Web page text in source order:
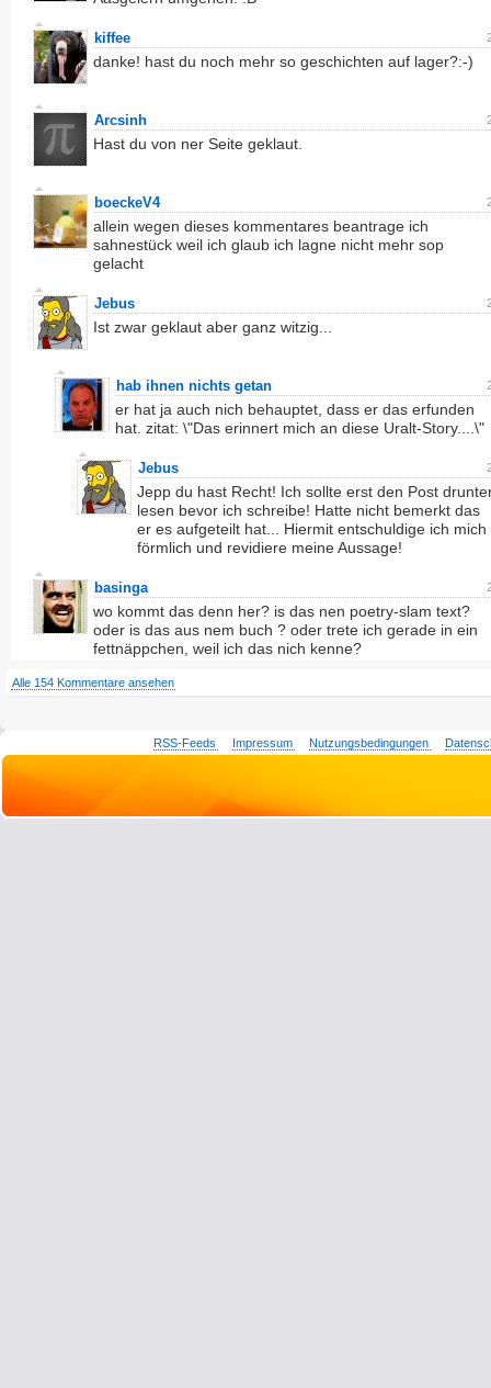
kiffee
danke! hast du noch mehr so geschichten auf lager?:-)
Arcsinh
Hast du von ner Seite geklaut.
boeckeV4
allein wegen dieses kommentares beantrage ich
sahnestück weil ich glaub ich lagne nicht mehr sop
gelacht
Jebus
Ist zwar geklaut aber ganz witzig...
hab ihnen nichts getan
er hat ja auch nich behauptet, dass er das erfunden
hat. zitat: \"Das erinnert mich an diese Uralt-Story....\"
Jebus
Jepp du hast Recht! Ich sollte erst den Post
lesen bevor ich schreibe! Hatte nicht bemerkt das
er es aufgeteilt hat... Hiermit entschuldige ich mich
förmlich und revidiere meine Aussage!
basinga
wo kommt das denn her? is das nen poetry-slam text?
oder is das aus nem buch ? oder trete ich gerade in ein
fettnäppchen, weil ich das nich kenne?
Alle 154 Kommentare ansehen
RSS-Feeds Impressum Nutzungsbedingungen